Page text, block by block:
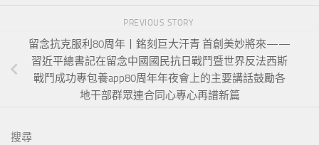
PREVIOUS STORY
留念抗克服利80周年丨銘刻巨大汗青 首創美妙將來——
習近平總書記在留念中國國民抗日戰鬥暨世界反法西斯
戰鬥成功專包養app80周年年夜會上的主要講話鼓勵各
地干部群眾連合同心專心再譜新篇
搜尋